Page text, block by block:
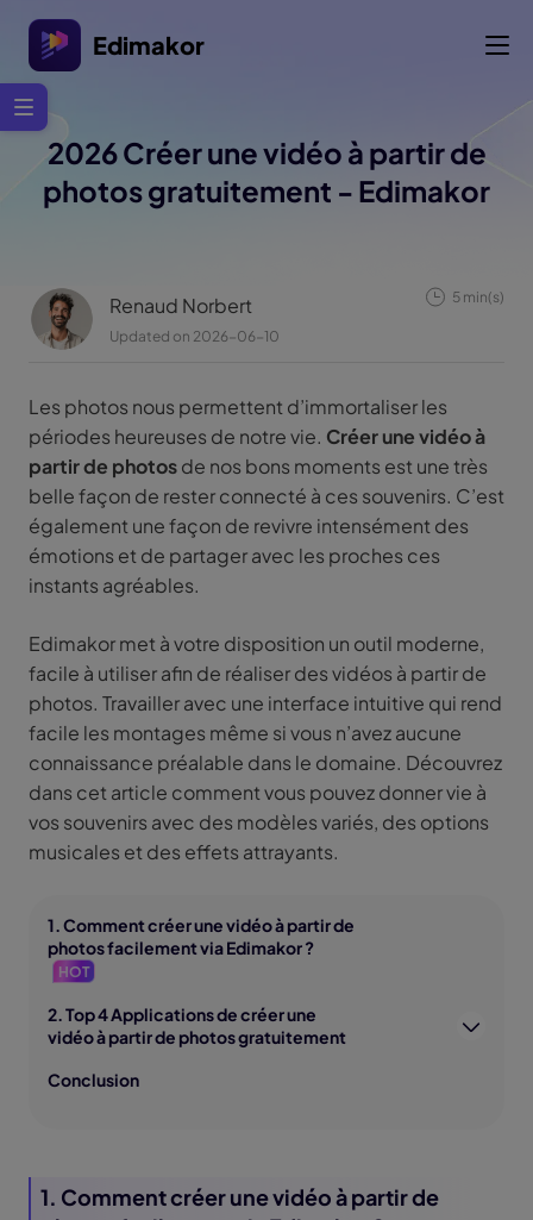
Edimakor
2026 Créer une vidéo à partir de
photos gratuitement - Edimakor
Renaud Norbert
Updated on 2026-06-10
5 min(s)
Les photos nous permettent d’immortaliser les
périodes heureuses de notre vie. Créer une vidéo à
partir de photosde nos bons moments est une très
belle façon de rester connecté à ces souvenirs. C’est
également une façon de revivre intensément des
émotions et de partager avec les proches ces
instants agréables.
Edimakor met à votre disposition un outil moderne,
facile à utiliser afin de réaliser des vidéos à partir de
photos. Travailler avec une interface intuitive qui rend
facile les montages même si vous n’avez aucune
connaissance préalable dans le domaine. Découvrez
dans cet article comment vous pouvez donner vie à
vos souvenirs avec des modèles variés, des options
musicales et des effets attrayants.
1. Comment créer une vidéo à partir de
photos facilement via Edimakor ?
HOT
2. Top 4 Applications de créer une
vidéo à partir de photos gratuitement
Conclusion
1. Comment créer une vidéo à partir de